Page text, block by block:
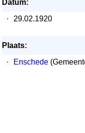
Datum:
·
29.02.1920
Plaats:
·
Enschede